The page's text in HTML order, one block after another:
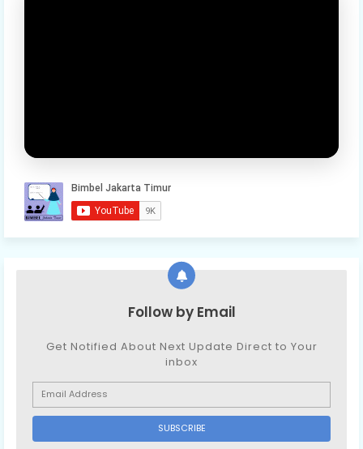
Follow by Email
Get Notified About Next Update Direct to Your
inbox